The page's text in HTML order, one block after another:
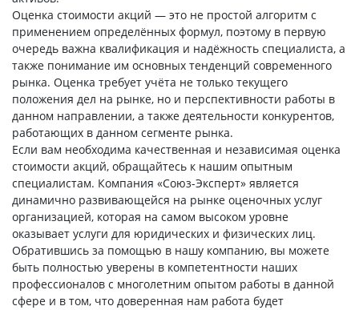
Оценка стоимости акций — это не простой алгоритм с
применением определённых формул, поэтому в первую
очередь важна квалификация и надёжность специалиста, а
также понимание им основных тенденций современного
рынка. Оценка требует учёта не только текущего
положения дел на рынке, но и перспективности работы в
данном направлении, а также деятельности конкурентов,
работающих в данном сегменте рынка.
Если вам необходима качественная и независимая оценка
стоимости акций, обращайтесь к нашим опытным
специалистам. Компания «Союз-Эксперт» является
динамично развивающейся на рынке оценочных услуг
организацией, которая на самом высоком уровне
оказывает услуги для юридических и физических лиц.
Обратившись за помощью в нашу компанию, вы можете
быть полностью уверены в компетентности наших
профессионалов с многолетним опытом работы в данной
сфере и в том, что доверенная нам работа будет